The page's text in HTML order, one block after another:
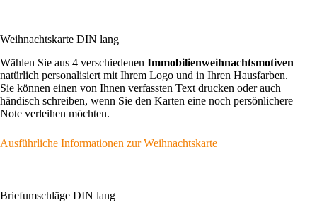
Weihnachtskarte DIN lang
Wählen Sie aus 4 verschiedenen Immobilienweihnachtsmotiven –
natürlich personalisiert mit Ihrem Logo und in Ihren Hausfarben.
Sie können einen von Ihnen verfassten Text drucken oder auch
händisch schreiben, wenn Sie den Karten eine noch persönlichere
Note verleihen möchten.
Ausführliche Informationen zur Weihnachtskarte
Briefumschläge DIN lang